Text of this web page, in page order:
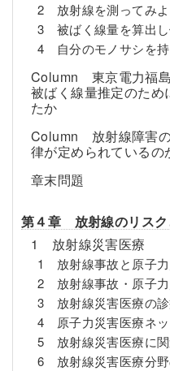
2 放射線を測ってみよ
3 被ばく線量を算出し
4 自分のモノサシを持
Column 東京電力福
被ばく線量推定のた
たか
Column 放射線障害
律が定められているの
章末問題
第４章 放射線のリスク
1 放射線災害医療
1 放射線事故と原子
2 放射線事故・原子力
3 放射線災害医療の診
4 原子力災害医療ネッ
5 放射線災害医療に
6 放射線災害医療分